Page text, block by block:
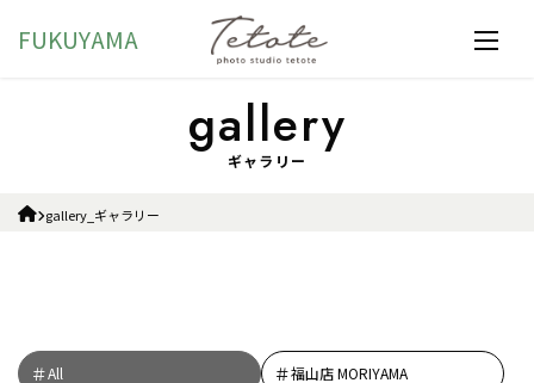
FUKUYAMA
ギャラリー
gallery_ギャラリー
All 福山店 MORIYAMA